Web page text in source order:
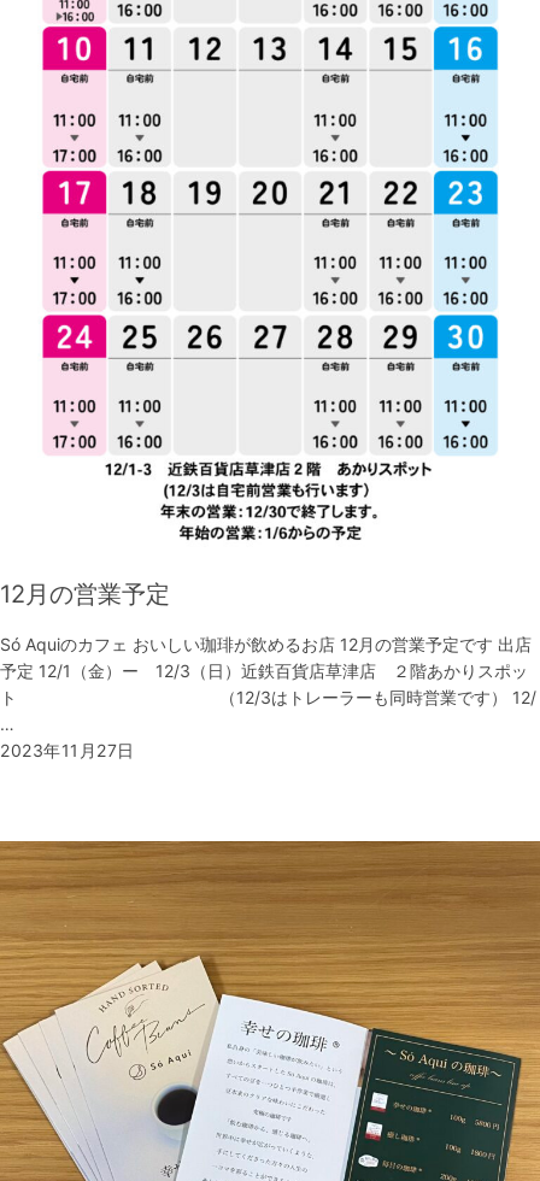
12月の営業予定
Só Aquiのカフェ おいしい珈琲が飲めるお店 12月の営業予定です 出店
予定 12/1（金）ー 12/3（日）近鉄百貨店草津店 ２階あかりスポッ
ト （12/3はトレーラーも同時営業です） 12/
…
2023年11月27日